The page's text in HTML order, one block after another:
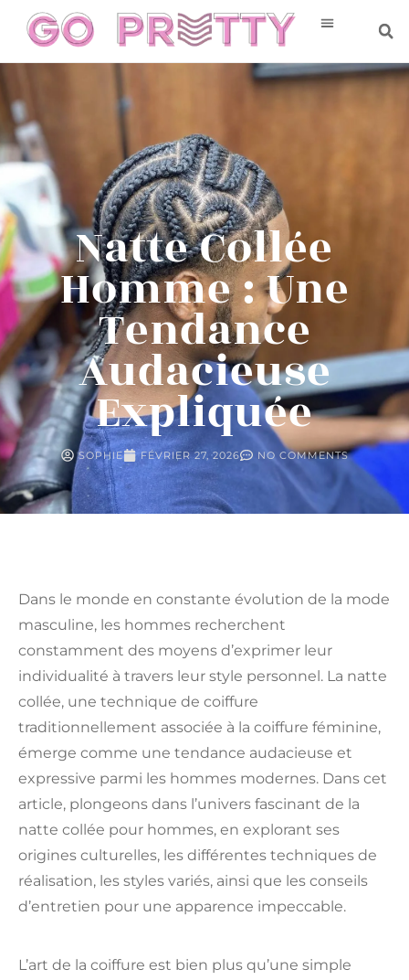
Natte Collée
Homme : Une
Tendance
Audacieuse
Expliquée
SOPHIE FÉVRIER 27, 2026 NO COMMENTS
Dans le monde en constante évolution de la mode
masculine, les hommes recherchent
constamment des moyens d’exprimer leur
individualité à travers leur style personnel. La natte
collée, une technique de coiffure
traditionnellement associée à la coiffure féminine,
émerge comme une tendance audacieuse et
expressive parmi les hommes modernes. Dans cet
article, plongeons dans l’univers fascinant de la
natte collée pour hommes, en explorant ses
origines culturelles, les différentes techniques de
réalisation, les styles variés, ainsi que les conseils
d’entretien pour une apparence impeccable.
L’art de la coiffure est bien plus qu’une simple